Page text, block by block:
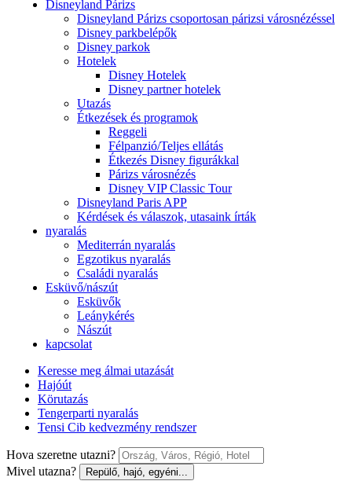
Disneyland Párizs
Disneyland Párizs csoportosan párizsi városnézéssel
Disney parkbelépők
Disney parkok
Hotelek
Disney Hotelek
Disney partner hotelek
Utazás
Étkezések és programok
Reggeli
Félpanzió/Teljes ellátás
Étkezés Disney figurákkal
Párizs városnézés
Disney VIP Classic Tour
Disneyland Paris APP
Kérdések és válaszok, utasaink írták
nyaralás
Mediterrán nyaralás
Egzotikus nyaralás
Családi nyaralás
Esküvő/nászút
Esküvők
Leánykérés
Nászút
kapcsolat
Keresse meg álmai utazását
Hajóút
Körutazás
Tengerparti nyaralás
Tensi Cib kedvezmény rendszer
Hova szeretne utazni?
Mivel utazna?
Repülő, hajó, egyéni...